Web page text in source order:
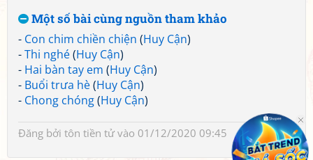
Một số bài cùng nguồn tham khảo
- Con chim chiền chiện (Huy Cận)
-Thi nghé(Huy Cận)
- Hai bàn tay em (Huy Cận)
- Buổi trưa hè(Huy Cận)
- Chong chóng(Huy Cận)
Đăng bởi tôn tiền tửvào 01/12/2020 09:45